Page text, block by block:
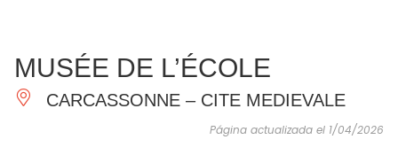
IMPRESCINDIBLES
HACER
INSPIRACIONES
MUSÉE DE L’ÉCOLE
CARCASSONNE – CITE MEDIEVALE
Página actualizada el 1/04/2026